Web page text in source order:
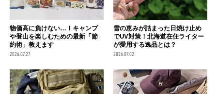
物価高に負けない…！キャンプ
や登山を楽しむための最新「節
約術」教えます
2026.07.27
雪の恵みが詰まった日焼け止め
でUV対策！北海道在住ライター
が愛用する逸品とは？
2026.07.02